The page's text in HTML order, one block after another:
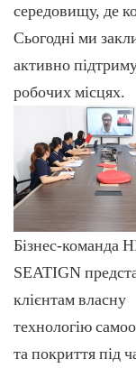
середовищу, де
Сьогодні ми
активно
робочих місцях.
Бізнес-команда
SEATIGN
клієнтам власну
технологію
та покриття під